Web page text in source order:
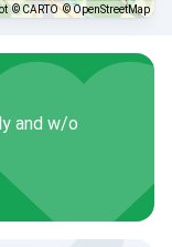
© CARTO © OpenStreetMap
and w/o